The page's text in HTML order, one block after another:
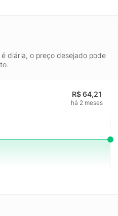
diária, o preço desejado pode
R$ 64,21
há 2 meses